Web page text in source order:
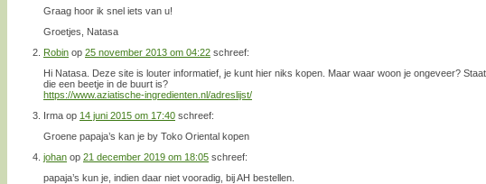
Graag hoor ik snel iets van u!
Groetjes, Natasa
Robin op 25 november 2013 om 04:22 schreef:
Hi Natasa. Deze site is louter informatief, je kunt hier niks kopen. Maar waar woon je ongeveer?
die een beetje in de buurt is?
https://www.aziatische-ingredienten.nl/adreslijst/
Irma op 14 juni 2015 om 17:40 schreef:
Groene papaja’s kan je by Toko Oriental kopen
johan op 21 december 2019 om 18:05 schreef:
papaja’s kun je, indien daar niet vooradig, bij AH bestellen.